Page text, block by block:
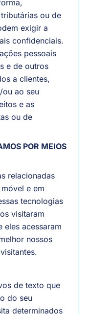
ou de
exigir a
confidenciais.
pessoais
e de outros
a clientes,
ao seu
e as
ou de
POR MEIOS
relacionadas
e em
tecnologias
visitaram
eles acessaram
nossos
de texto que
do seu
determinados